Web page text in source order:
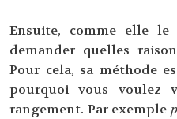
Ensuite, comme elle
demander quelles
Pour cela, sa méthode
pourquoi vous voulez
rangement. Par exemple